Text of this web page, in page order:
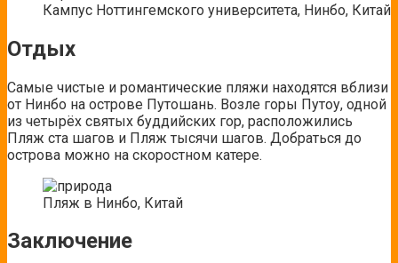
Кампус Ноттингемского университета, Нинбо, Китай
Отдых
Самые чистые и романтические пляжи находятся вблизи
от Нинбо на острове Путошань. Возле горы Путоу, одной
из четырёх святых буддийских гор, расположились
Пляж ста шагов и Пляж тысячи шагов. Добраться до
острова можно на скоростном катере.
Пляж в Нинбо, Китай
Заключение